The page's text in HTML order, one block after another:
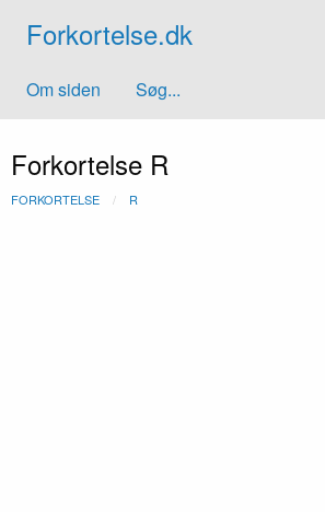
Forkortelse.dk
Om siden Søg...
Forkortelse R
FORKORTELSE R